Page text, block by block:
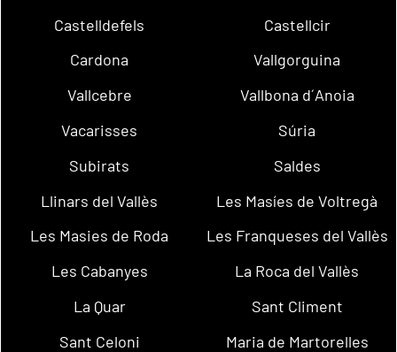
Castelldefels
Castellcir
Cardona
Vallgorguina
Vallcebre
Vallbona d´Anoia
Vacarisses
Súria
Subirats
Saldes
Llinars del Vallès
Les Masíes de Voltregà
Les Masies de Roda
Les Franqueses del Vallès
Les Cabanyes
La Roca del Vallès
La Quar
Sant Climent
Sant Celoni
Maria de Martorelles